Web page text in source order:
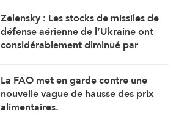
militaire contre l’Iran ( Washington
Post, citant des responsables)
Zelensky : Les stocks de missiles de
défense aérienne de l’Ukraine ont
considérablement diminué par
La FAO met en garde contre une
nouvelle vague de hausse des prix
alimentaires.